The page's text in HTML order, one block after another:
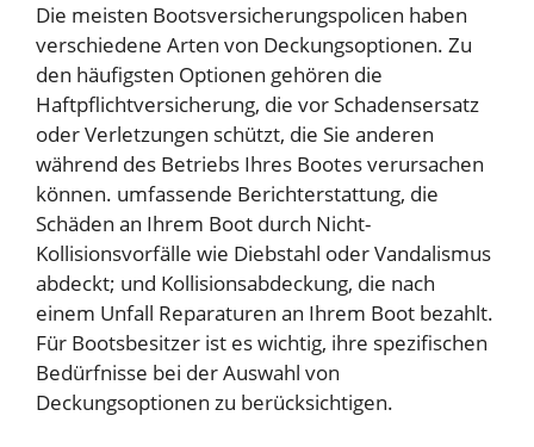
Die meisten Bootsversicherungspolicen haben
verschiedene Arten von Deckungsoptionen. Zu
den häufigsten Optionen gehören die
Haftpflichtversicherung, die vor Schadensersatz
oder Verletzungen schützt, die Sie anderen
während des Betriebs Ihres Bootes verursachen
können. umfassende Berichterstattung, die
Schäden an Ihrem Boot durch Nicht-
Kollisionsvorfälle wie Diebstahl oder Vandalismus
abdeckt; und Kollisionsabdeckung, die nach
einem Unfall Reparaturen an Ihrem Boot bezahlt.
Für Bootsbesitzer ist es wichtig, ihre spezifischen
Bedürfnisse bei der Auswahl von
Deckungsoptionen zu berücksichtigen.